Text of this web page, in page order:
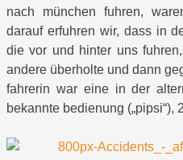
nach münchen fuhren,
darauf erfuhren wir, dass in
die vor und hinter uns
andere überholte und dann
fahrerin war eine in der
bekannte bedienung („pipsi“),